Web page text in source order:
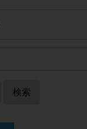
検索